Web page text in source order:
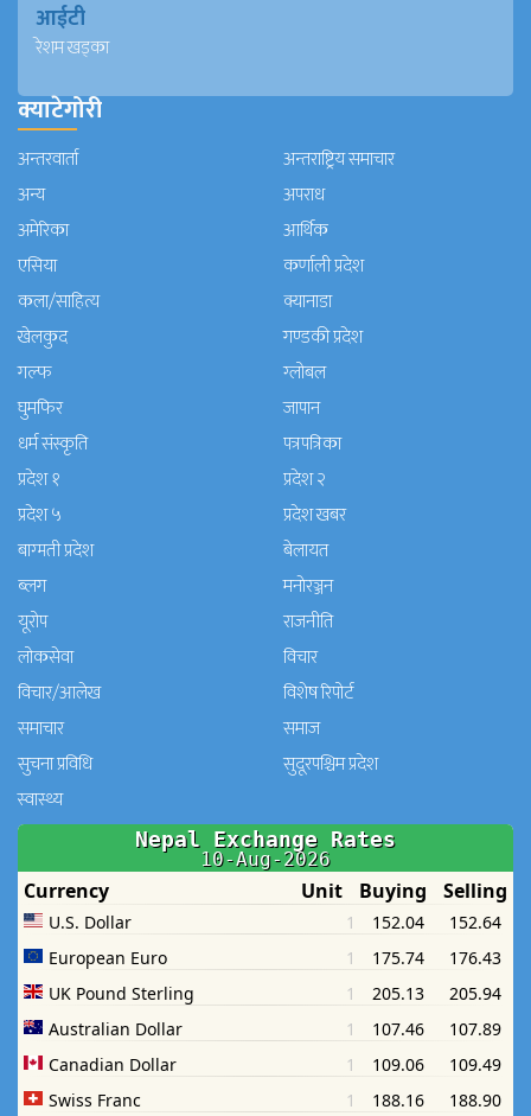
आईटी
रेशम खड्का
क्याटेगोरी
अन्तरवार्ता
अन्तराष्ट्रिय समाचार
अन्य
अपराध
अमेरिका
आर्थिक
एसिया
कर्णाली प्रदेश
कला/साहित्य
क्यानाडा
खेलकुद
गण्डकी प्रदेश
गल्फ
ग्लोबल
घुमफिर
जापान
धर्म संस्कृति
पत्रपत्रिका
प्रदेश १
प्रदेश २
प्रदेश ५
प्रदेश खबर
बाग्मती प्रदेश
बेलायत
ब्लग
मनाेरञ्जन
यूरोप
राजनीति
लोकसेवा
विचार
विचार/आलेख
विशेष रिपोर्ट
समाचार
समाज
सुचना प्रविधि
सुदूरपश्चिम प्रदेश
स्वास्थ्य